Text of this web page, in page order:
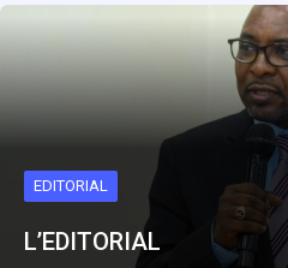
EDITORIAL
L’EDITORIAL